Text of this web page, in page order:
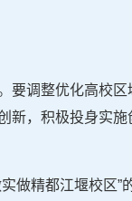
要调整优化高校
新，积极投身实
做精都江堰校区”